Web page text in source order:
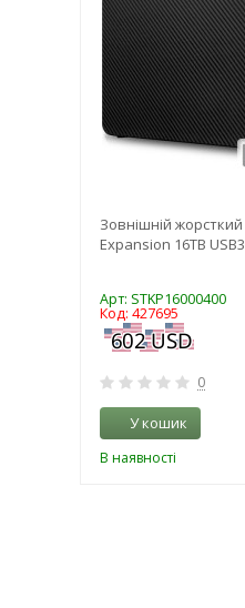
Зовнішній жорсткий
Expansion 16TB
Арт: STKP16000400
Код: 427695
0
У кошик
В наявності